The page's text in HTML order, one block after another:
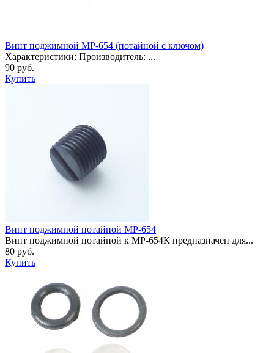
Винт поджимной МР-654 (потайной с ключом)
Характеристики: Производитель: ...
90 руб.
Купить
Винт поджимной потайной МР-654
Винт поджимной потайной к МР-654К предназначен для...
80 руб.
Купить